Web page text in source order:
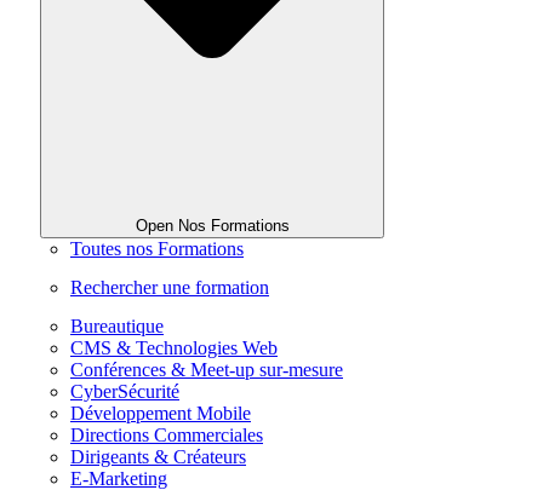
Open Nos Formations
Toutes nos Formations
Rechercher une formation
Bureautique
CMS & Technologies Web
Conférences & Meet-up sur-mesure
CyberSécurité
Développement Mobile
Directions Commerciales
Dirigeants & Créateurs
E-Marketing